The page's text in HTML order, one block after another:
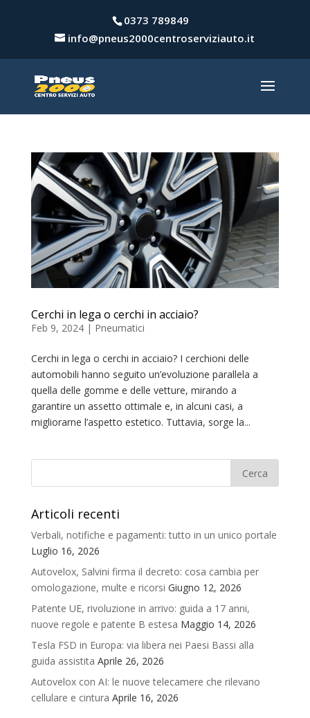
0373 789849
info@pneus2000centroserviziauto.it
Cerchi in lega o cerchi in acciaio?
Feb 9, 2024| Pneumatici
Cerchi in lega o cerchi in acciaio? I cerchioni delle
automobili hanno seguito un’evoluzione parallela a
quella delle gomme e delle vetture, mirando a
garantire un assetto ottimale e, in alcuni casi, a
migliorarne l’aspetto estetico. Tuttavia, sorge la...
Articoli recenti
Verbali, notifiche e pagamenti: tutto in un unico portale
Luglio 16, 2026
Autovelox, Salvini firma il decreto: cosa cambia per
omologazione, multe e ricorsi Giugno 12, 2026
Patente UE, rivoluzione in arrivo: guida a 17 anni,
nuove regole e patente B estesa Maggio 14, 2026
Tesla FSD in Europa: via libera nei Paesi Bassi alla
guida assistita Aprile 26, 2026
Autovelox con AI: le nuove telecamere che rilevano
cellulare e cintura Aprile 16, 2026